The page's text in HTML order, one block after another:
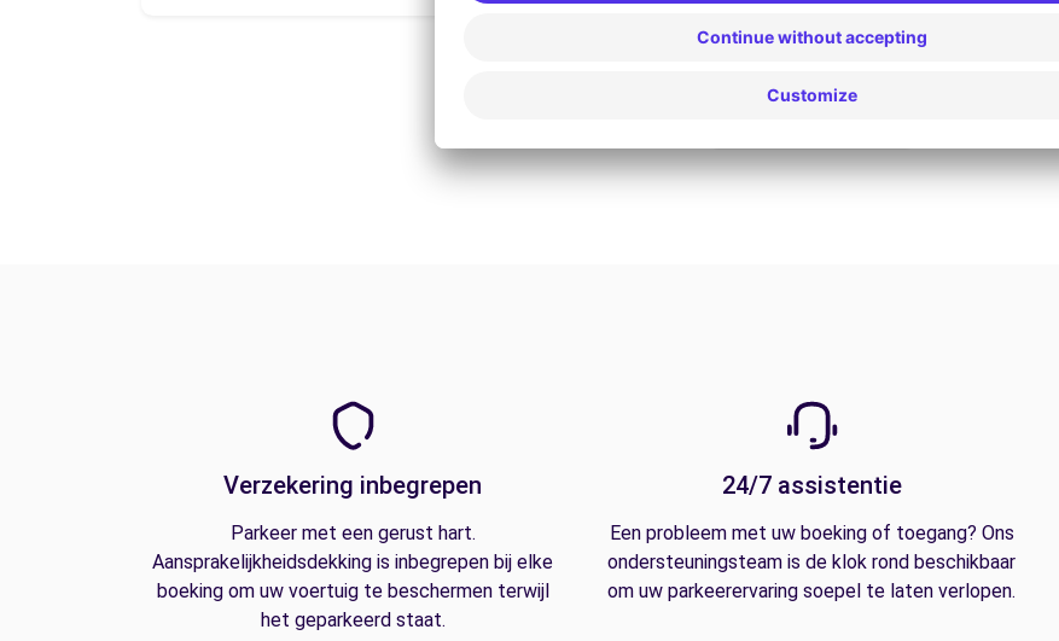
Verzekering inbegrepen
Parkeer met een gerust hart.
Aansprakelijkheidsdekking is inbegrepen bij elke
boeking om uw voertuig te beschermen terwijl
het geparkeerd staat.
24/7 assistentie
Een probleem met uw boeking of toegang? Ons
ondersteuningsteam is de klok rond beschikbaar
om uw parkeerervaring soepel te laten verlopen.